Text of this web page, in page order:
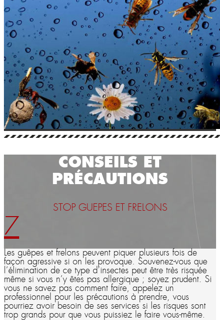
CONSEILS ET
PRÉCAUTIONS
STOP GUEPES ET FRELONS
7
Les guêpes et frelons peuvent piquer plusieurs fois de
façon agressive si on les provoque. Souvenez-vous que
l’élimination de ce type d’insectes peut être très risquée
même si vous n’y êtes pas allergique ; soyez prudent. Si
vous ne savez pas comment faire, appelez un
professionnel pour les précautions à prendre, vous
pourriez avoir besoin de ses services si les risques sont
trop grands pour que vous puissiez le faire vous-même.